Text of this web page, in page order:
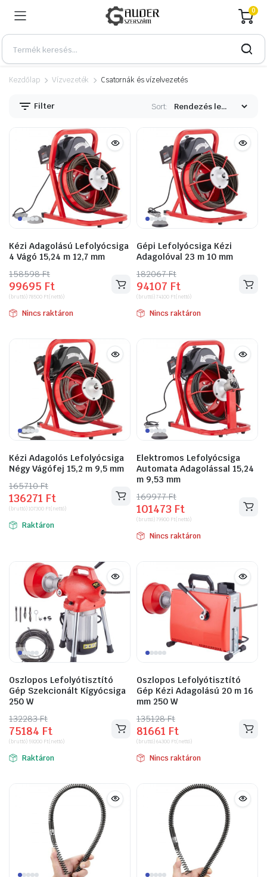
0
Kezdőlap Vízvezeték Csatornák és vízelvezetés
Filter Sort:
Kézi Adagolású Lefolyócsiga
4 Vágó 15,24 m 12,7 mm
158598Ft
Original
price
was:
158598 Ft.
99695 Ft
Current
price
is:
99695 Ft.
(bruttó)78500 Ft(nettó)
Nincs raktáron
Gépi Lefolyócsiga Kézi
Adagolóval 23 m 10 mm
182067Ft
Original
price
was:
182067 Ft.
94107 Ft
Current
price
is:
94107 Ft.
(bruttó)74100 Ft(nettó)
Nincs raktáron
Kézi Adagolós Lefolyócsiga
Négy Vágófej 15,2 m 9,5 mm
165710Ft
Original
price
was:
165710 Ft.
136271 Ft
Current
price
is:
136271 Ft.
(bruttó)107300 Ft(nettó)
Raktáron
Elektromos Lefolyócsiga
Automata Adagolással 15,24
m 9,53 mm
169977Ft
Original
price
was:
169977 Ft.
101473 Ft
Current
price
is:
101473 Ft.
(bruttó)79900 Ft(nettó)
Nincs raktáron
Oszlopos Lefolyótisztító
Gép Szekcionált Kígyócsiga
250 W
132283Ft
Original
price
was:
132283 Ft.
75184 Ft
Current
price
is:
75184 Ft.
(bruttó) 59200 Ft(nettó)
Raktáron
Oszlopos Lefolyótisztító
Gép Kézi Adagolású 20 m 16
mm 250 W
135128Ft
Original
price
was:
135128 Ft.
81661 Ft
Current
price
is:
81661 Ft.
(bruttó)64300 Ft(nettó)
Nincs raktáron